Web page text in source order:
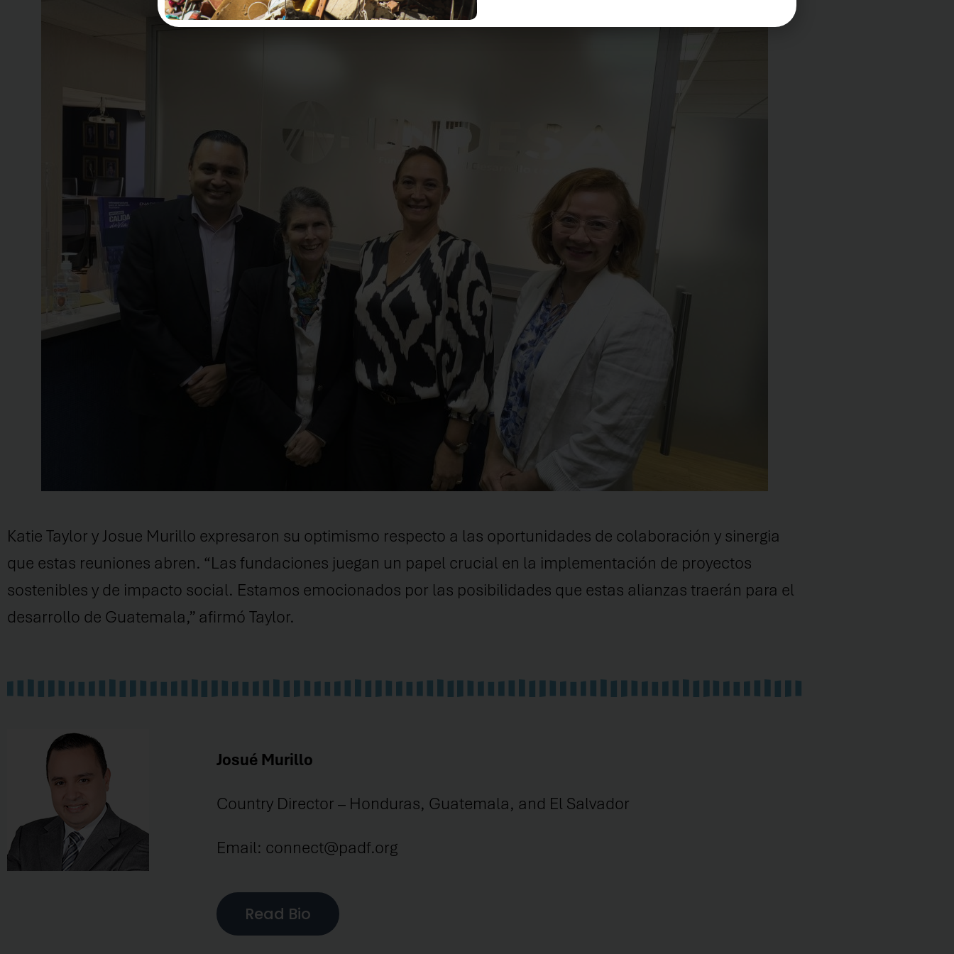
Katie Taylor y Josue Murillo expresaron su optimismo respecto a las oportunidades de colaboración y sinergia
que estas reuniones abren. “Las fundaciones juegan un papel crucial en la implementación de proyectos
sostenibles y de impacto social. Estamos emocionados por las posibilidades que estas alianzas traerán para el
desarrollo de Guatemala,” afirmó Taylor.
Josué Murillo
Country Director – Honduras, Guatemala, and El Salvador
Email: connect@padf.org
Read Bio